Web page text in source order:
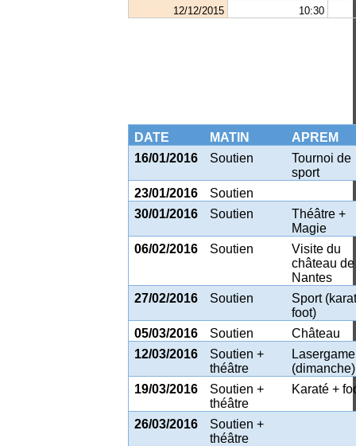
12/12/2015
10:30
DATE MATIN
APREM
16/01/2016
Soutien
Tournoi de
sport
23/01/2016
Soutien
30/01/2016
Soutien
Théâtre +
Magie
06/02/2016
Soutien
Visite du
château de
Nantes
27/02/2016
Soutien
Sport
foot)
05/03/2016
Soutien
Château
12/03/2016
Soutien +
théâtre
Lasergame
(dimanche)
19/03/2016
Soutien +
théâtre
Karaté +
26/03/2016
Soutien +
théâtre